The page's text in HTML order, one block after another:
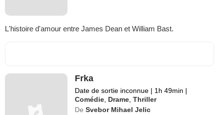
L'histoire d'amour entre James Dean et William Bast.
Frka
Date de sortie inconnue | 1h 49min |
Comédie Drame ,Thriller
De Svebor Mihael Jelic